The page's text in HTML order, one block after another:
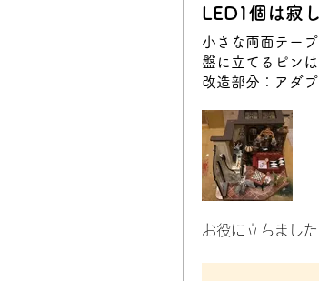
LED1個は寂
小さな両面テー
盤に立てるピン
改造部分：アダ
お役に立ちました